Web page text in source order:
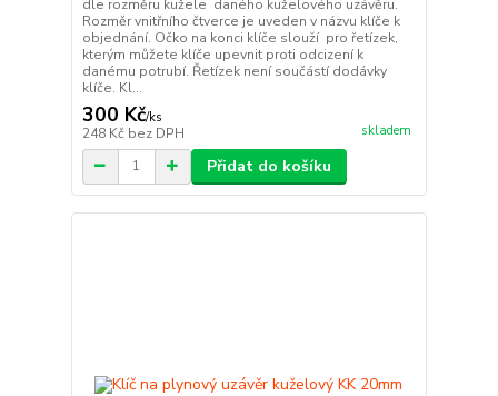
dle rozměru kužele daného kuželového uzávěru.
Rozměr vnitřního čtverce je uveden v názvu klíče k
objednání. Očko na konci klíče slouží pro řetízek,
kterým můžete klíče upevnit proti odcizení k
danému potrubí. Řetízek není součástí dodávky
klíče. Kl...
300 Kč/ks
248 Kč bez DPH skladem
Přidat do košíku